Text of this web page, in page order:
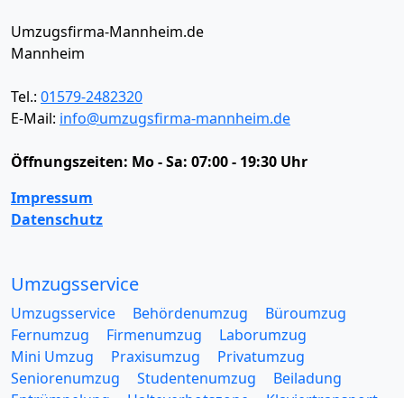
Umzugsfirma-Mannheim.de
Mannheim
Tel.: 01579-2482320
E-Mail: info@umzugsfirma-mannheim.de
Öffnungszeiten: Mo - Sa: 07:00 - 19:30 Uhr
Impressum
Datenschutz
Umzugsservice
Umzugsservice Behördenumzug
Büroumzug
Fernumzug
Firmenumzug
Laborumzug
Mini Umzug
Praxisumzug
Privatumzug
Seniorenumzug
Studentenumzug
Beiladung